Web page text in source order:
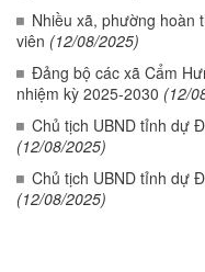
Nhiều xã, phường hoàn
viên (12/08/2025)
Đảng bộ các xã Cẩm
nhiệm kỳ 2025-2030 (12/
Chủ tịch UBND tỉnh dự
(12/08/2025)
Chủ tịch UBND tỉnh dự
(12/08/2025)